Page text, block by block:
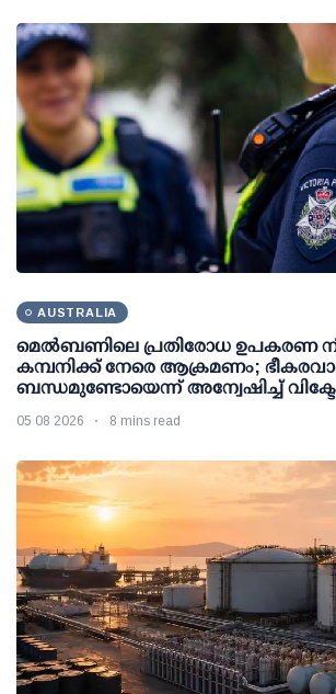
AUSTRALIA
മെല്‍ബണിലെ പ്രതിരോധ ഉപകരണ
കമ്പനിക്ക് നേരെ ആക്രമണം;
ബന്ധമുണ്ടോയെന്ന് അന്വേഷിച്ച്
05 08 2026 8 mins read